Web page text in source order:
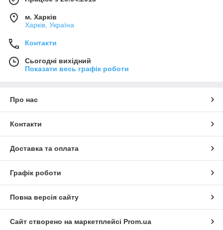
м. Харків
Харків, Україна
Контакти
Сьогодні вихідний
Показати весь графік роботи
Про нас
Контакти
Доставка та оплата
Графік роботи
Повна версія сайту
Сайт створено на маркетплейсі Prom.ua